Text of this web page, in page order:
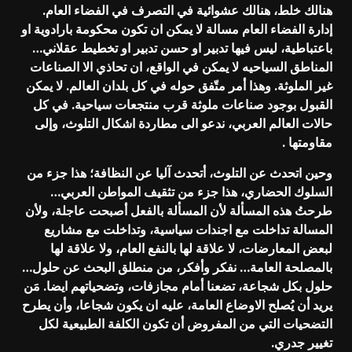
هنالك خلط، هنالك عشوائية في التصرف في الفضاء العام.
إدارة الفضاء العام مسالة لا يمكن ان تكون محكومة بارادوية او
باعتباطية، ليس فيها تدبير او حسن تدبير او تخطيط عقلاني…
المناطق السياحيه لا يمكن في الواقع، ان تحاذي الا الصناعات
غير الملوثة. وهذا أمر متّفق حوله في كل بلدان العالم. لا يمكن
القبول بوجود صناعات ملوثة قرب منتجعات سياحية. في كل
حالات العالم العربي، ندعو الى مطاردة اشكال التلوث، وإلى
مقاومتها .
وحين اتحدث عن التلوث، أتحدث آليا عن النظافة؛ هذا جزء من
السلوك الحضاري، هذا جزء من تثقيف المواطن العربي…
طرحتُ هذه المسألة لأن المسألة بالفعل أصبحت عاجلة، ولأن
المسالة تداخلت مع اجندات سياسية، وتداخلت مع مشاريع
لبعض المعارضات، لا علاقة لها بالنفع العام، ولا علاقة لها
بالمصلحة العامة… نفكر وأفكر، من منطلق البحث عن حلول…
حلول بكل شجاعة، تضعنا أمام مجازفات، وتضحياتهم ايضا. مَن
يريد أن يُصلح الاوضاع العامة، عليه ان يكون شجاعا، وأن يطرح
التضحيات التي من المفروض أن تكون الكلفة الطبيعية لكل
تغيير جدري.